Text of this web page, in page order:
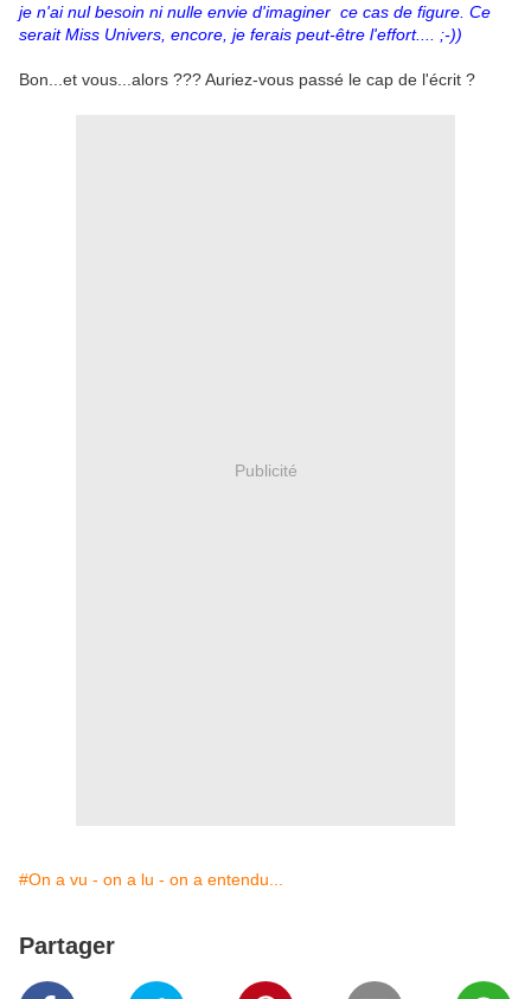
je n'ai nul besoin ni nulle envie d'imaginer ce cas de figure. Ce
serait Miss Univers, encore, je ferais peut-être l'effort.... ;-))
Bon...et vous...alors ??? Auriez-vous passé le cap de l'écrit ?
Publicité
#On a vu - on a lu - on a entendu...
Partager